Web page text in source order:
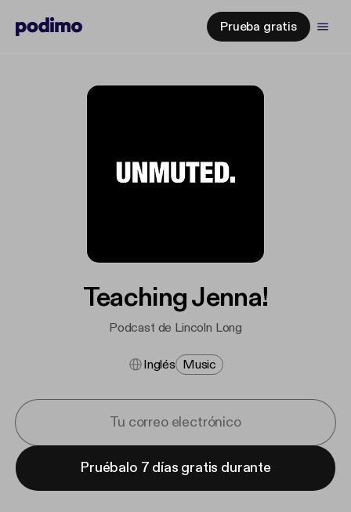
Prueba gratis
Teaching Jenna!
Podcast de Lincoln Long
Inglés Music
Pruébalo 7 días gratis durante